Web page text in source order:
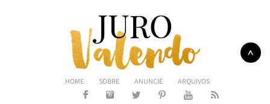
HOME SOBRE ANUNCIE ARQUIVOS